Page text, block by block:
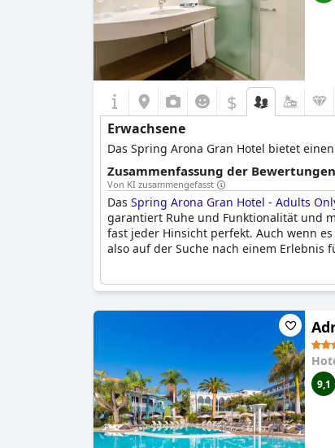
$
Erwachsene
Das Spring Arona Gran Hotel bietet
Zusammenfassung der
Von KI zusammengefasst
Das Spring Arona Gran Hotel - Adults
garantiert Ruhe und Funktionalität und
fast jeder Hinsicht perfekt. Auch wenn
also auf der Suche nach einem Erlebnis
9,1